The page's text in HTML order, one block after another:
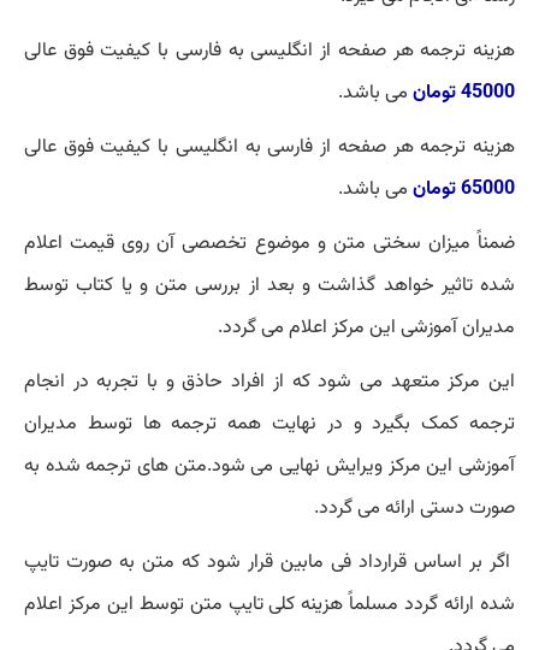
هزینه ترجمه هر صفحه از انگلیسی به فارسی با کیفیت فوق عالی
45000 تومان
می باشد.
هزینه ترجمه هر صفحه از فارسی به انگلیسی با کیفیت فوق عالی
65000 تومان
می باشد.
ضمناً میزان سختی متن و موضوع تخصصی آن روی قیمت اعلام
شده تاثیر خواهد گذاشت و بعد از بررسی متن و یا کتاب توسط
مدیران آموزشی این مرکز اعلام می گردد.
این مرکز متعهد می شود که از افراد حاذق و با تجربه در انجام
ترجمه کمک بگیرد و در نهایت همه ترجمه ها توسط مدیران
آموزشی این مرکز ویرایش نهایی می شود.متن های ترجمه شده به
صورت دستی ارائه می گردد.
اگر بر اساس قرارداد فی مابین قرار شود که متن به صورت تایپ
شده ارائه گردد مسلماً هزینه کلی تایپ متن توسط این مرکز اعلام